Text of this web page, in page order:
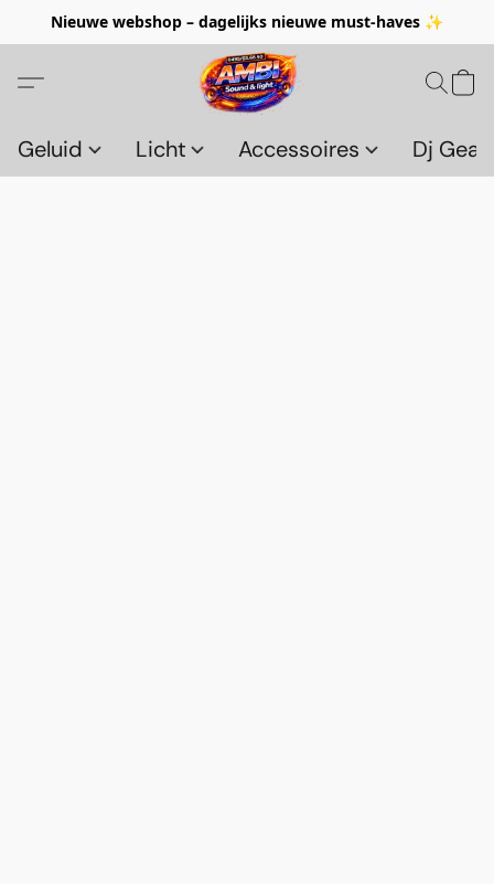
Nieuwe webshop – dagelijks nieuwe must-haves ✨
Geluid Licht Accessoires Dj Gear